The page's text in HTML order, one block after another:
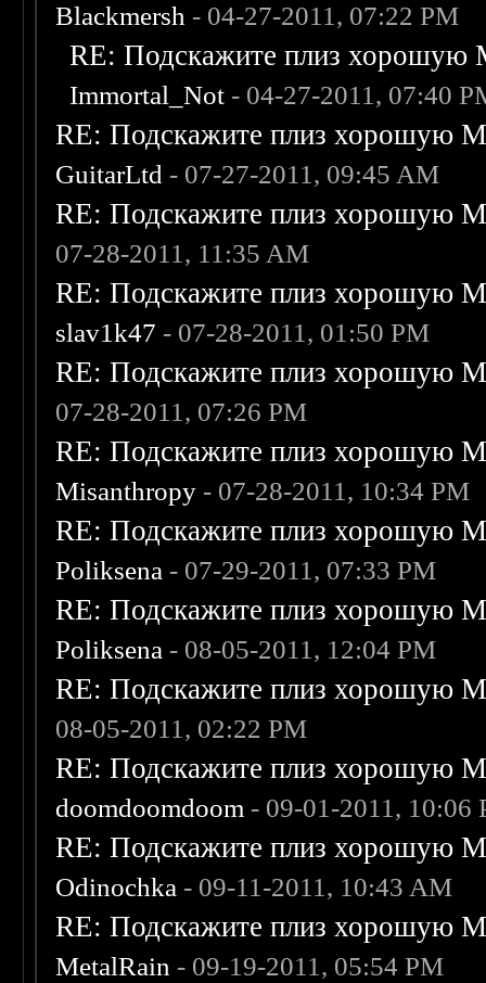
Blackmersh - 04-27-2011, 07:22 PM
RE: Подскажите плиз хорошую
Immortal_Not - 04-27-2011, 07:40
RE: Подскажите плиз хорошую
GuitarLtd - 07-27-2011, 09:45 AM
RE: Подскажите плиз хорошую
07-28-2011, 11:35 AM
RE: Подскажите плиз хорошую
slav1k47 - 07-28-2011, 01:50 PM
RE: Подскажите плиз хорошую
07-28-2011, 07:26 PM
RE: Подскажите плиз хорошую
Misanthropy - 07-28-2011, 10:34 PM
RE: Подскажите плиз хорошую
Poliksena - 07-29-2011, 07:33 PM
RE: Подскажите плиз хорошую
Poliksena - 08-05-2011, 12:04 PM
RE: Подскажите плиз хорошую
08-05-2011, 02:22 PM
RE: Подскажите плиз хорошую
doomdoomdoom - 09-01-2011, 10:06
RE: Подскажите плиз хорошую
Odinochka - 09-11-2011, 10:43 AM
RE: Подскажите плиз хорошую
MetalRain - 09-19-2011, 05:54 PM